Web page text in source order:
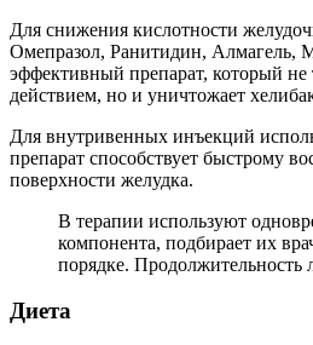
Для снижения кислотности
Омепразол, Ранитидин, Алмагель,
эффективный препарат, который
действием, но и уничтожает
Для внутривенных инъекций
препарат способствует быстрому
поверхности желудка.
В терапии используют
компонента, подбирает их
порядке. Продолжительность
Диета